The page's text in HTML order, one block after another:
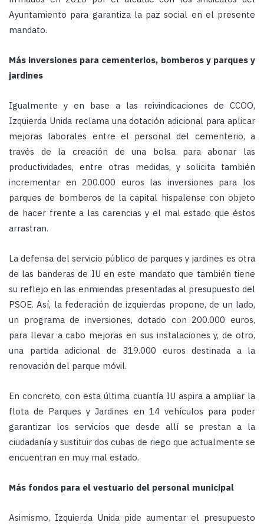
Ayuntamiento para garantiza la paz social en el presente
mandato.
Más inversiones para cementerios, bomberos y parques y
jardines
Igualmente y en base a las reivindicaciones de CCOO,
Izquierda Unida reclama una dotación adicional para aplicar
mejoras laborales entre el personal del cementerio, a
través de la creación de una bolsa para abonar las
productividades, entre otras medidas, y solicita también
incrementar en 200.000 euros las inversiones para los
parques de bomberos de la capital hispalense con objeto
de hacer frente a las carencias y el mal estado que éstos
arrastran.
La defensa del servicio público de parques y jardines es otra
de las banderas de IU en este mandato que también tiene
su reflejo en las enmiendas presentadas al presupuesto del
PSOE. Así, la federación de izquierdas propone, de un lado,
un programa de inversiones, dotado con 200.000 euros,
para llevar a cabo mejoras en sus instalaciones y, de otro,
una partida adicional de 319.000 euros destinada a la
renovación del parque móvil.
En concreto, con esta última cuantía IU aspira a ampliar la
flota de Parques y Jardines en 14 vehículos para poder
garantizar los servicios que desde allí se prestan a la
ciudadanía y sustituir dos cubas de riego que actualmente se
encuentran en muy mal estado.
Más fondos para el vestuario del personal municipal
Asimismo, Izquierda Unida pide aumentar el presupuesto